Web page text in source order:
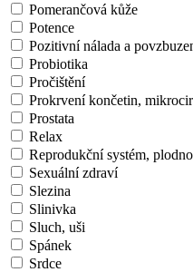
Pomerančová kůže
Potence
Pozitivní nálada a
Probiotika
Pročištění
Prokrvení končetin,
Prostata
Relax
Reprodukční systém,
Sexuální zdraví
Slezina
Slinivka
Sluch, uši
Spánek
Srdce